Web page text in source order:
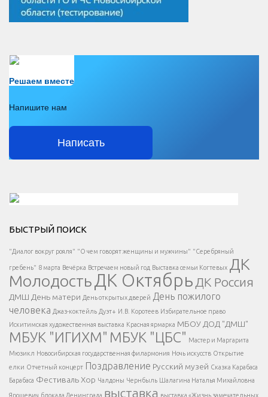
Решаем вместе
Напишите нам
Написать
Есть вопрос?
Напишите нам
</span >
Написать
</button >
</div >
</div > </div >
БЫСТРЫЙ ПОИСК
"Диалог вокруг рояля" "О чем говорят женщины и мужчины" "Серебряный
гребень" 8 марта Вечёрка Встречаем новый год Выставка семьи Когтевых ДК
МолодостьДК Октябрь ДК Россия
ДМШ День матери День открытых дверей День пожилого
человека Джаз-коктейль Дуэт+ И.В. Коротеев Избирательное право
Искитимская художественная выставка Красная ярмарка МБОУ ДОД "ДМШ"
МБУК "ИГИХМ" МБУК "ЦБС" Мастер и Маргарита
Мюзикл Новосибирская государственная филармония Ночь искусств Открытие
елки Отчетный концерт Поздравление Русский музей Сказка Карабаса
Барабаса Фестиваль Хор Чалдоны Чернбыль Шалагина Наталья Михайловна
Ярошевич блокада Ленинграда выставка выставка «Жизнь замечательных